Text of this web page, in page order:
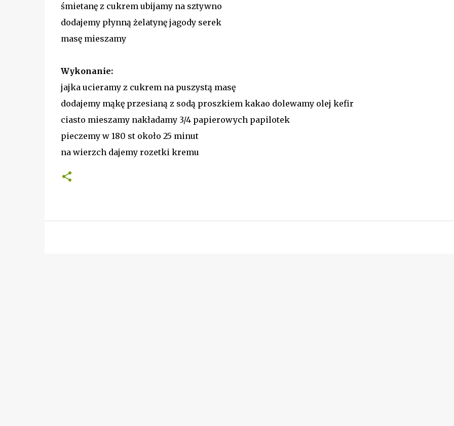
śmietanę z cukrem ubijamy na sztywno
dodajemy płynną żelatynę jagody serek
masę mieszamy
Wykonanie:
jajka ucieramy z cukrem na puszystą masę
dodajemy mąkę przesianą z sodą proszkiem kakao dolewamy olej kefir
ciasto mieszamy nakładamy 3/4 papierowych papilotek
pieczemy w 180 st około 25 minut
na wierzch dajemy rozetki kremu